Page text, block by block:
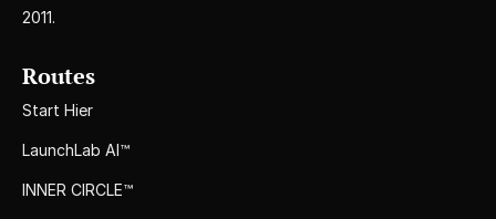
2011.
Routes
Start Hier
LaunchLab AI™
INNER CIRCLE™